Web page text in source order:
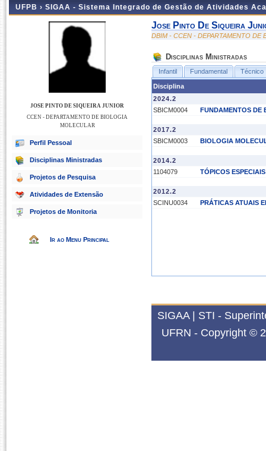
UFPB › SIGAA - Sistema Integrado de Gestão de Atividades
JOSE PINTO DE SIQUEIRA JUNIOR
CCEN - DEPARTAMENTO DE BIOLOGIA
MOLECULAR
Perfil Pessoal
Disciplinas Ministradas
Projetos de Pesquisa
Atividades de Extensão
Projetos de Monitoria
Ir ao Menu Principal
Jose Pinto De Siqueira
DBIM - CCEN - DEPARTAMENTO DE
Disciplinas Ministradas
Infantil Fundamental Técnico
Disciplina
2024.2
SBICM0004
FUNDAMENTOS DE
2017.2
SBICM0003
BIOLOGIA
2014.2
1104079
TÓPICOS
2012.2
SCINU0034
PRÁTICAS ATUAIS
SIGAA | STI -
UFRN - Copyright ©